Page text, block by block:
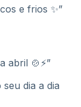
e frios ✨”
abril 🍲⚡”
dia a dia